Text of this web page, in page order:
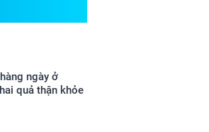
ngày ở
quả thận khỏe